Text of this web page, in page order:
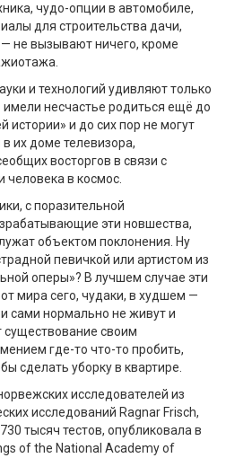
чудо-опции в автомобиле,
для строительства дачи,
не вызывают ничего, кроме
и технологий удивляют только
имели несчастье родиться ещё до
истории» и до сих пор не могут
их доме телевизора,
восторгов в связи с
в космос.
с поразительной
эти новшества,
объектом поклонения. Ну
певичкой или артистом из
оперы»? В лучшем случае эти
мира сего, чудаки, в худшем —
сами нормально не живут и
существование своим
где-то что-то пробить,
сделать уборку в квартире.
исследователей из
исследований Ragnar Frisch,
тысяч тестов, опубликовала в
of the National Academy of